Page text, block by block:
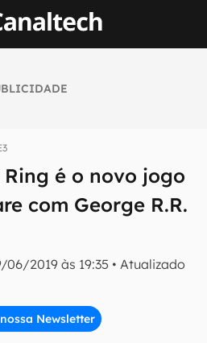
Ring é o novo jogo
com George R.R.
06/2019 às 19:35 • Atualizado
Newsletter
tecnologia em primeira
se
e concordo com os Termos de
do Canaltech.